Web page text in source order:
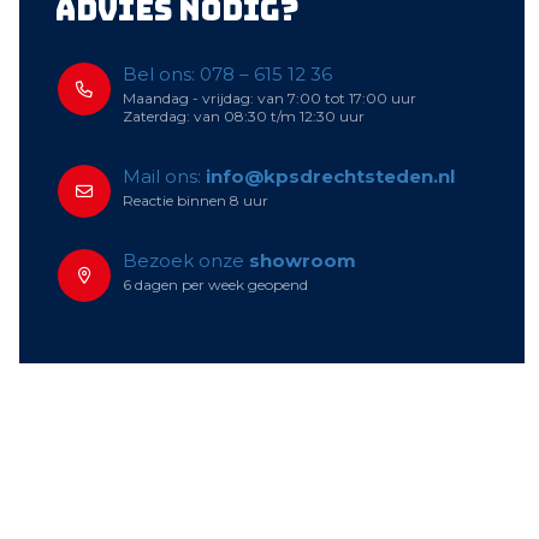
Advies nodig?
Bel ons: 078 – 615 12 36
Maandag - vrijdag: van 7:00 tot 17:00 uur
Zaterdag: van 08:30 t/m 12:30 uur
Mail ons: info@kpsdrechtsteden.nl
Reactie binnen 8 uur
Bezoek onze showroom
6 dagen per week geopend